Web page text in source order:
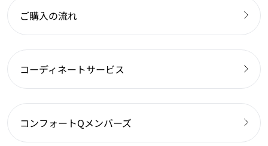
ご購入の流れ
コーディネートサービス
コンフォートQメンバーズ